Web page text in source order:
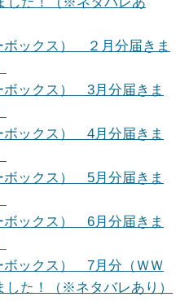
ボックス） ２月分届きま
ボックス） 3月分届きま
ボックス） 4月分届きま
ボックス） 5月分届きま
ボックス） 6月分届きま
ボックス） 7月分（ＷＷ
した！（※ネタバレあり）